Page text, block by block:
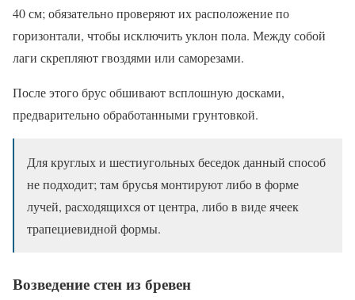
40 см; обязательно проверяют их расположение по
горизонтали, чтобы исключить уклон пола. Между собой
лаги скрепляют гвоздями или саморезами.
После этого брус обшивают всплошную досками,
предварительно обработанными грунтовкой.
Для круглых и шестиугольных беседок данный способ
не подходит; там брусья монтируют либо в форме
лучей, расходящихся от центра, либо в виде ячеек
трапециевидной формы.
Возведение стен из бревен